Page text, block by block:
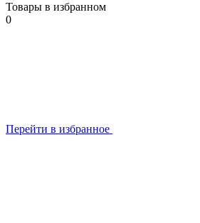
Товары в избранном
0
Перейти в избранное